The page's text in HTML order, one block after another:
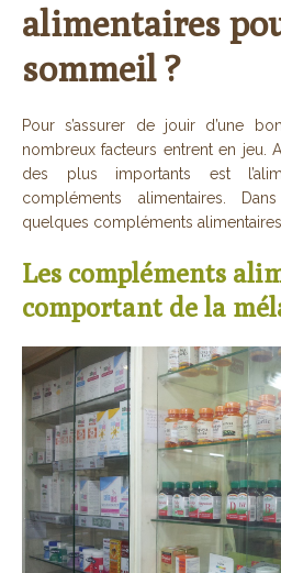
alimentaires
sommeil ?
Pour s’assurer de jouir d’une
nombreux facteurs entrent en jeu.
des plus importants est
compléments alimentaires.
quelques compléments
Les compléments
comportant de la